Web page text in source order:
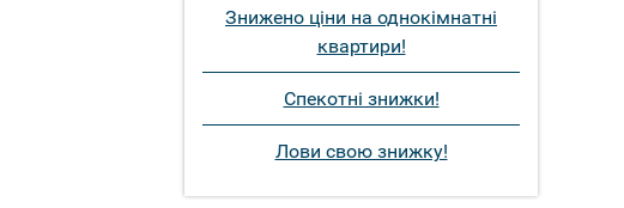
Знижено ціни на однокімнатні
квартири!
Спекотні знижки!
Лови свою знижку!